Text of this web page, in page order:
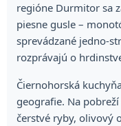
regióne Durmitor sa
piesne gusle –
sprevádzané jedno-
rozprávajú o
Čiernohorská
geografie. Na
čerstvé ryby, olivový